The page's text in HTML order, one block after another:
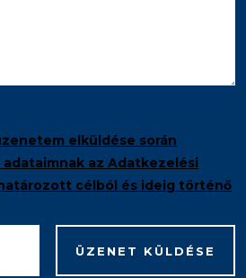
elküldése során
az Adatkezelési
célból és ideig történő
ÜZENET KÜLDÉSE